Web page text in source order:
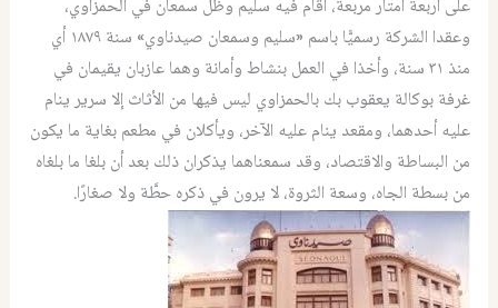
على أربعة أمتار مربعة، أقام فيه سليم وظل سمعان في الحمزاوي،
وعقدا الشركة رسميًّا باسم «سليم وسمعان صيدناوي» سنة ١٨٧٩ أي
منذ ٣١ سنة، وأخذا في العمل بنشاط وأمانة وهما عازبان يقيمان في
غرفة بوكالة يعقوب بك بالحمزاوي ليس فيها من الأثاث إلا سرير ينام
عليه أحدهما، ومقعد ينام عليه الآخر، ويأكلان في مطعم بغاية ما يكون
من البساطة والاقتصاد، وقد سمعناهما يذكران ذلك بعد أن بلغا ما بلغاه
من بسطة الجاه، وسعة الثروة، لا يرون في ذكره حطَّة ولا صغارًا.